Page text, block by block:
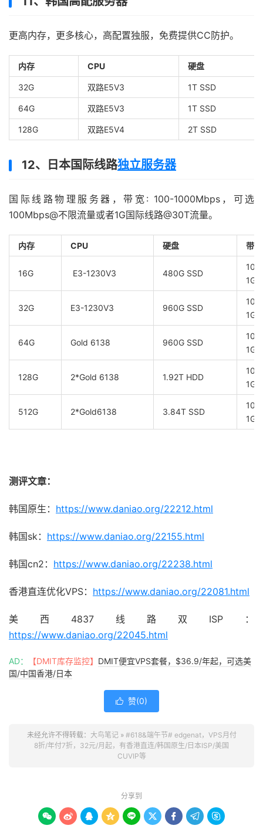
更高内存，更多核心，高配置独服，免费提供CC防护。
内存 CPU 硬盘
32G 双路E5V3 1T SSD
64G 双路E5V3 1T SSD
128G 双路E5V4 2T SSD
12、日本国际线路独立服务器
国际线路物理服务器，带宽: 100-1000Mbps，可选
100Mbps@不限流量或者1G国际线路@30T流量。
内存 CPU 硬盘 带
16G E3-1230V3 480G SSD
1G
32G E3-1230V3 960G SSD
1G
64G Gold 6138 960G SSD
1G
128G 2*Gold 6138 1.92T HDD
1G
512G 2*Gold6138 3.84T SSD
1G
测评文章：
韩国原生： https://www.daniao.org/22212.html
韩国sk： https://www.daniao.org/22155.html
韩国cn2： https://www.daniao.org/22238.html
香港直连优化VPS： https://www.daniao.org/22081.html
美西4837线路双ISP：
https://www.daniao.org/22045.html
AD： 【DMIT库存监控】 DMIT便宜VPS套餐，$36.9/年起，可选美
国/中国香港/日本
 赞(0)
未经允许不得转载： 大鸟笔记» #618&端午节# edgenat，VPS月付
8折/年付7折，32元/月起，有香港直连/韩国原生/日本ISP/美国
CUVIP等
分享到
        